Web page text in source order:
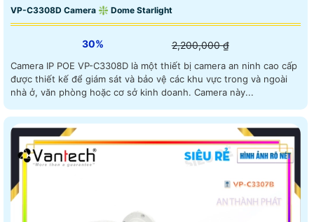
VP-C3308D Camera ❇ Dome Starlight
30% 2,200,000 ₫
Camera IP POE VP-C3308D là một thiết bị camera an ninh cao cấp
được thiết kế để giám sát và bảo vệ các khu vực trong và ngoài
nhà ở, văn phòng hoặc cơ sở kinh doanh. Camera này...